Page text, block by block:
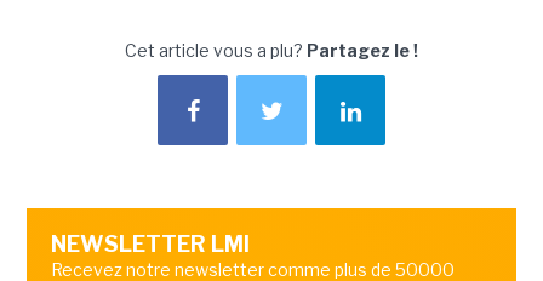
Cet article vous a plu? Partagez le !
NEWSLETTER LMI
Recevez notre newsletter comme plus de 50000